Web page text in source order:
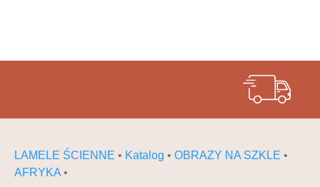
LAMELE ŚCIENNE • Katalog • OBRAZY NA SZKLE •
AFRYKA •